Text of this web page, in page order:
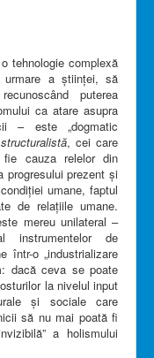
tehnologie complexă
urmare a științei, să
puterea
ca atare asupra
– este „dogmatic
structuralistă, cei care
cauza relelor din
progresului prezent și
umane, faptul
de relațiile umane.
mereu unilateral –
instrumentelor de
într-o „industrializare
dacă ceva se poate
la nivelul input
și sociale care
să nu mai poată fi
a holismului